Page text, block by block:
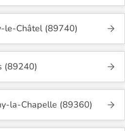
le-Châtel (89740)
(89240)
la-Chapelle (89360)